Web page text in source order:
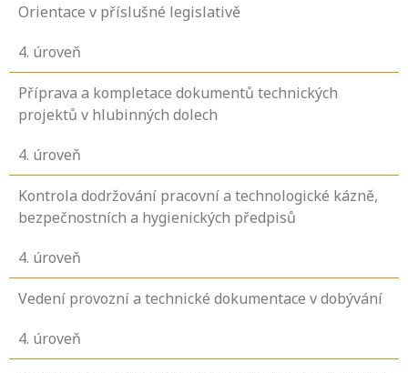
Orientace v příslušné legislativě
4. úroveň
Příprava a kompletace dokumentů technických
projektů v hlubinných dolech
4. úroveň
Kontrola dodržování pracovní a technologické kázně,
bezpečnostních a hygienických předpisů
4. úroveň
Vedení provozní a technické dokumentace v dobývání
4. úroveň